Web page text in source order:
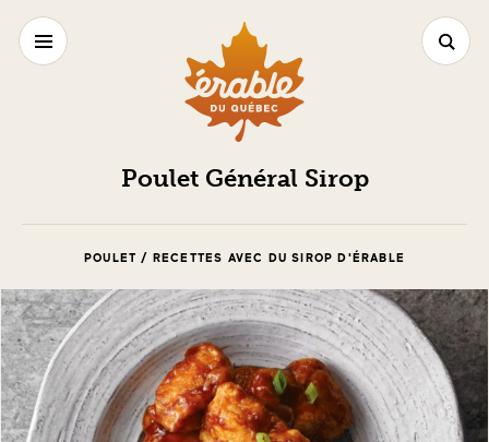
Poulet Général Sirop
POULET / RECETTES AVEC DU SIROP D'ÉRABLE